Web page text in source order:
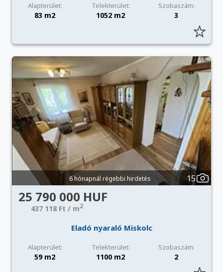
Alapterület: Telekterület: Szobaszám:
83 m2 1052 m2 3
6 hónapnál régebbi hirdetés 15
25 790 000 HUF
437 118 Ft / m2
Eladó nyaraló Miskolc
Alapterület: Telekterület: Szobaszám:
59 m2 1100 m2 2